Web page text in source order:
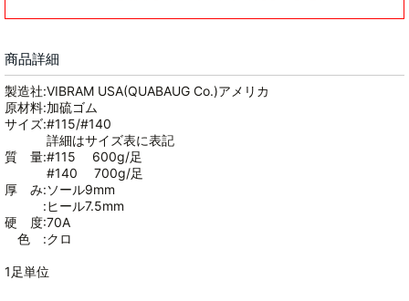
商品詳細
製造社:VIBRAM USA(QUABAUG Co.)アメリカ
原材料:加硫ゴム
サイズ:#115/#140
詳細はサイズ表に表記
質 量:#115 600g/足
#140 700g/足
厚 み:ソール9mm
:ヒール7.5mm
硬 度:70A
色 :クロ
1足単位